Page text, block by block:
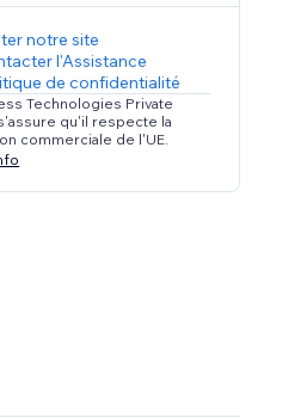
notre site
l'Assistance
de confidentialité
Technologies Private
qu'il respecte la
commerciale de l'UE.